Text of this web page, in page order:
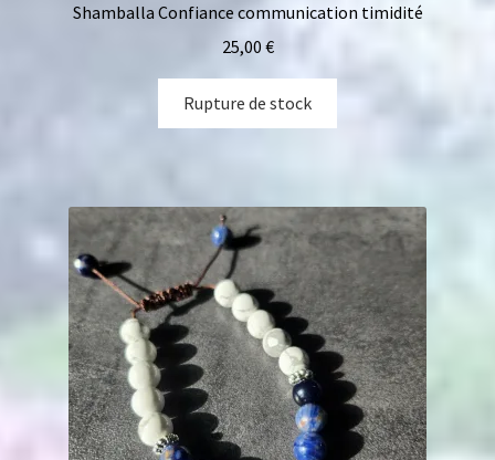
Shamballa Confiance communication timidité
25,00 €
Rupture de stock